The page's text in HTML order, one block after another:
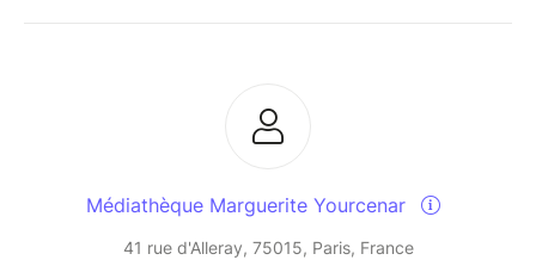
Médiathèque Marguerite Yourcenar
41 rue d'Alleray, 75015, Paris, France